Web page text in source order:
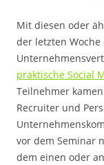
Mit diesen oder
der letzten
praktische Social
Teilnehmer
Recruiter und
vor dem Seminar
dem einen oder